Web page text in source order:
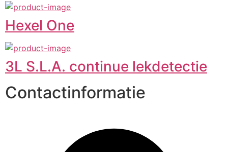
Hexel One
3L S.L.A. continue lekdetectie
Contactinformatie